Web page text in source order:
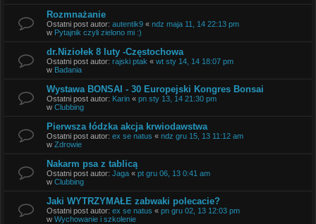
Rozmnażanie
Ostatni post autor: autentik9 « ndz maja 11, 14 22:13 pm
w Pytajnik czyli zielono mi :)
dr.Niziołek 8 luty -Częstochowa
Ostatni post autor: rajski ptak « wt sty 14, 14 18:07 pm
w Badania
Wystawa BONSAI - 30 Europejski Kongres Bonsai
Ostatni post autor: Karin « pn sty 13, 14 21:30 pm
w Clubbing
Pierwsza łódzka akcja krwiodawstwa
Ostatni post autor: ex se natus « ndz gru 15, 13 11:12 am
w Zdrowie
Nakarm psa z tablicą
Ostatni post autor: Jaga « pt gru 06, 13 0:41 am
w Clubbing
Jaki WYTRZYMAŁE zabwaki polecacie?
Ostatni post autor: ex se natus « pn gru 02, 13 12:03 pm
w Wychowanie i szkolenie